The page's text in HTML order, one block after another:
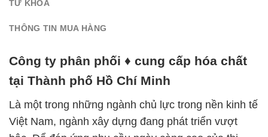
TỪ KHÓA
THÔNG TIN MUA HÀNG
Công ty phân phối ♦ cung cấp hóa chất
tại Thành phố Hồ Chí Minh
Là một trong những ngành chủ lực trong nền kinh tế
Việt Nam, ngành xây dựng đang phát triển vượt